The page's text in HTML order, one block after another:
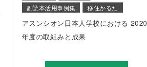
副読本活用事例集
移住かるた
アスンシオン日本人学校における 2020
年度の取組みと成果